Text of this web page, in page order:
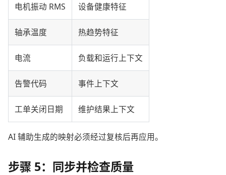
电机振动 RMS 设备健康特征
轴承温度 热趋势特征
电流 负载和运行上下文
告警代码 事件上下文
工单关闭日期 维护结果上下文
AI 辅助生成的映射必须经过复核后再应用。
步骤 5：同步并检查质量